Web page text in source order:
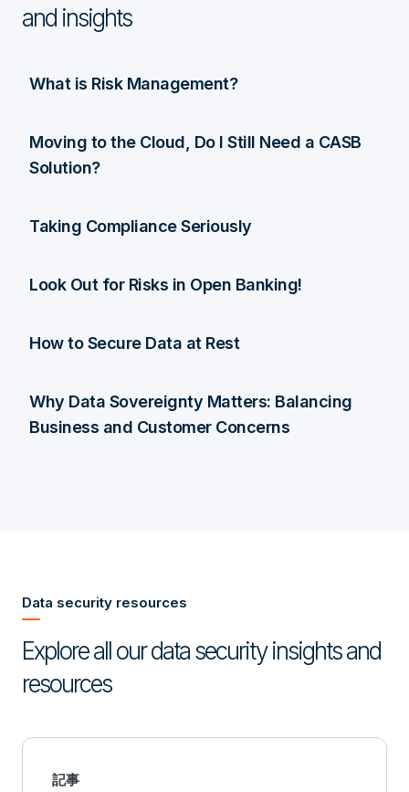
and insights
What is Risk Management?
Moving to the Cloud, Do I Still Need a CASB
Solution?
Taking Compliance Seriously
Look Out for Risks in Open Banking!
How to Secure Data at Rest
Why Data Sovereignty Matters: Balancing
Business and Customer Concerns
Data security resources
Explore all our data security insights and
resources
記事